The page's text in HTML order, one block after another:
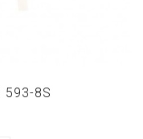
593-8S